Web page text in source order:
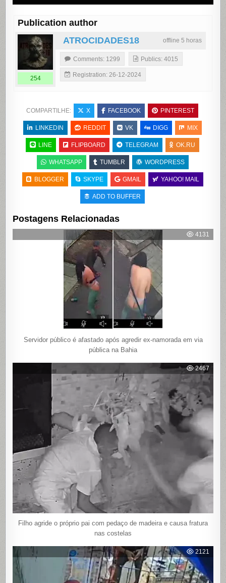
Publication author
offline 5 horas
ATROCIDADES18
254
Comments: 1299 Publics: 4015
Registration: 26-12-2024
COMPARTILHE: X FACEBOOK PINTEREST
LINKEDIN REDDIT VK DIGG MIX
LINE FLIPBOARD TELEGRAM OK.RU
WHATSAPP TUMBLR WORDPRESS
BLOGGER SKYPE GMAIL YAHOO! MAIL
ADD TO BUFFER
Postagens Relacionadas
4131
Servidor público é afastado após agredir ex-namorada em via
pública na Bahia
2467
Filho agride o próprio pai com pedaço de madeira e causa fratura
nas costelas
2121